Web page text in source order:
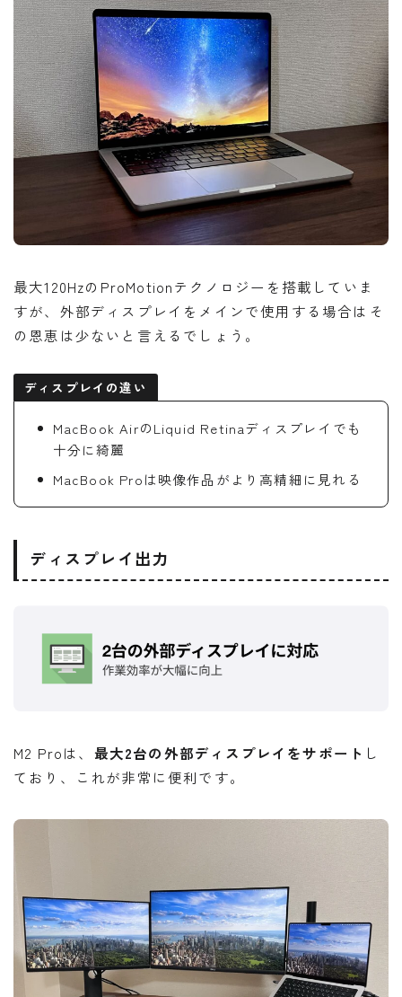
最大120HzのProMotionテクノロジーを搭載していま
すが、外部ディスプレイをメインで使用する場合はそ
の恩恵は少ないと言えるでしょう。
ディスプレイの違い
MacBook AirのLiquid Retinaディスプレイでも
十分に綺麗
MacBook Proは映像作品がより高精細に見れる
ディスプレイ出力
M2 Proは、 最大2台の外部ディスプレイをサポート し
ており、これが非常に便利です。